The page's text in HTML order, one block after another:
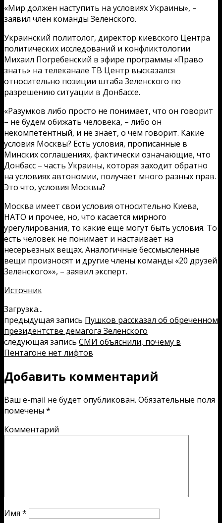
«Мир должен наступить на условиях Украины», –
заявил член команды Зеленского.
Украинский политолог, директор киевского Центра
политических исследований и конфликтологии
Михаил Погребенский в эфире программы «Право
знать» на телеканале ТВ Центр высказался
относительно позиции штаба Зеленского по
разрешению ситуации в Донбассе.
«Разумков либо просто не понимает, что он говорит
– не будем обижать человека, – либо он
некомпетентный, и не знает, о чем говорит. Какие
условия Москвы? Есть условия, прописанные в
Минских соглашениях, фактически означающие, что
Донбасс – часть Украины, которая заходит обратно
на условиях автономии, получает много разных прав.
Это что, условия Москвы?
Москва имеет свои условия относительно Киева,
НАТО и прочее, но, что касается мирного
урегулирования, то какие еще могут быть условия. То
есть человек не понимает и настаивает на
несерьезных вещах. Аналогичные бессмысленные
вещи произносят и другие члены команды «20 друзей
Зеленского»», – заявил эксперт.
Источник
Загрузка...
предыдущая запись Пушков рассказал об обреченном
президентстве демагога Зеленского
следующая запись СМИ объяснили, почему в
Пентагоне нет лифтов
Добавить комментарий
Ваш e-mail не будет опубликован. Обязательные поля
помечены *
Комментарий
Имя *